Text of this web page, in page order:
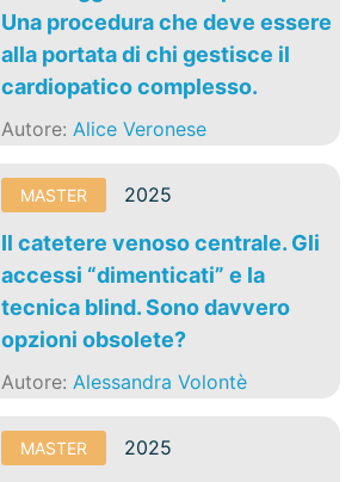
Una procedura che deve essere
alla portata di chi gestisce il
cardiopatico complesso.
Autore:Alice Veronese
MASTER 2025
Il catetere venoso centrale. Gli
accessi “dimenticati” e la
tecnica blind. Sono davvero
opzioni obsolete?
Autore:Alessandra Volontè
MASTER 2025